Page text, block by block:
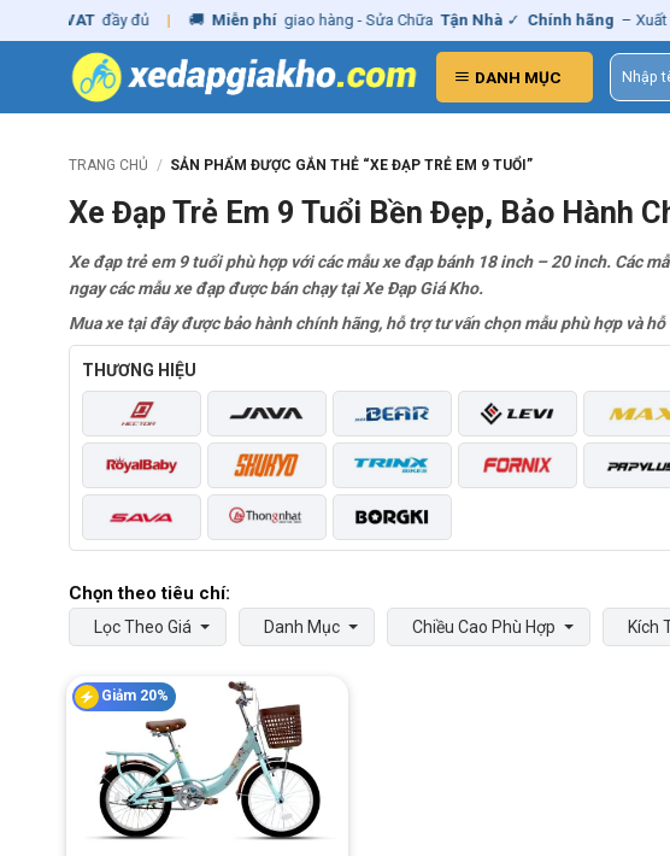
to
đầy đủ | 🚚 Miễn phí giao hàng - Sửa Chữa Tận Nhà ✓ Chính hãng – Xuất
DANH MỤC
Tìm
kiếm:
TRANG CHỦ / SẢN PHẨM ĐƯỢC GẮN THẺ “XE ĐẠP TRẺ EM 9 TUỔI”
Xe Đạp Trẻ Em 9 Tuổi Bền Đẹp, Bảo Hành
Xe đạp trẻ em 9 tuổi phù hợp với các mẫu xe đạp bánh 18 inch – 20 inch. Các
ngay các mẫu xe đạp được bán chạy tại Xe Đạp Giá Kho.
Mua xe tại đây được bảo hành chính hãng, hỗ trợ tư vấn chọn mẫu phù hợp và
THƯƠNG HIỆU
Lọc Theo Giá Danh Mục Chiều Cao Phù Hợp Kích
Giảm 20%
+